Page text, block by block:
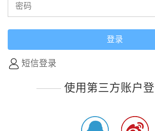
短信登录
使用第三方账户